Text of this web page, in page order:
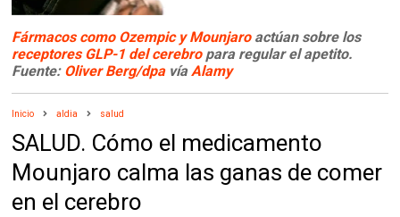
Fármacos como Ozempic y Mounjaroactúan sobre los
receptores GLP-1 del cerebropara regular el apetito.
Fuente: Oliver Berg/dpavíaAlamy
Inicio aldia salud
SALUD. Cómo el medicamento
Mounjaro calma las ganas de comer
en el cerebro